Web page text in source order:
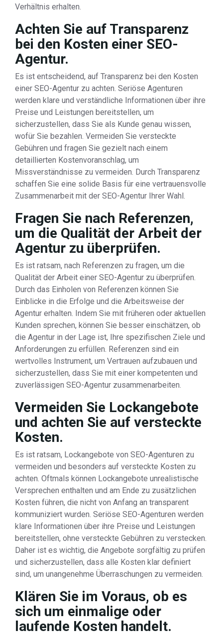
Verhältnis erhalten.
Achten Sie auf Transparenz
bei den Kosten einer SEO-
Agentur.
Es ist entscheidend, auf Transparenz bei den Kosten
einer SEO-Agentur zu achten. Seriöse Agenturen
werden klare und verständliche Informationen über ihre
Preise und Leistungen bereitstellen, um
sicherzustellen, dass Sie als Kunde genau wissen,
wofür Sie bezahlen. Vermeiden Sie versteckte
Gebühren und fragen Sie gezielt nach einem
detaillierten Kostenvoranschlag, um
Missverständnisse zu vermeiden. Durch Transparenz
schaffen Sie eine solide Basis für eine vertrauensvolle
Zusammenarbeit mit der SEO-Agentur Ihrer Wahl.
Fragen Sie nach Referenzen,
um die Qualität der Arbeit der
Agentur zu überprüfen.
Es ist ratsam, nach Referenzen zu fragen, um die
Qualität der Arbeit einer SEO-Agentur zu überprüfen.
Durch das Einholen von Referenzen können Sie
Einblicke in die Erfolge und die Arbeitsweise der
Agentur erhalten. Indem Sie mit früheren oder aktuellen
Kunden sprechen, können Sie besser einschätzen, ob
die Agentur in der Lage ist, Ihre spezifischen Ziele und
Anforderungen zu erfüllen. Referenzen sind ein
wertvolles Instrument, um Vertrauen aufzubauen und
sicherzustellen, dass Sie mit einer kompetenten und
zuverlässigen SEO-Agentur zusammenarbeiten.
Vermeiden Sie Lockangebote
und achten Sie auf versteckte
Kosten.
Es ist ratsam, Lockangebote von SEO-Agenturen zu
vermeiden und besonders auf versteckte Kosten zu
achten. Oftmals können Lockangebote unrealistische
Versprechen enthalten und am Ende zu zusätzlichen
Kosten führen, die nicht von Anfang an transparent
kommuniziert wurden. Seriöse SEO-Agenturen werden
klare Informationen über ihre Preise und Leistungen
bereitstellen, ohne versteckte Gebühren zu verstecken.
Daher ist es wichtig, die Angebote sorgfältig zu prüfen
und sicherzustellen, dass alle Kosten klar definiert
sind, um unangenehme Überraschungen zu vermeiden.
Klären Sie im Voraus, ob es
sich um einmalige oder
laufende Kosten handelt.